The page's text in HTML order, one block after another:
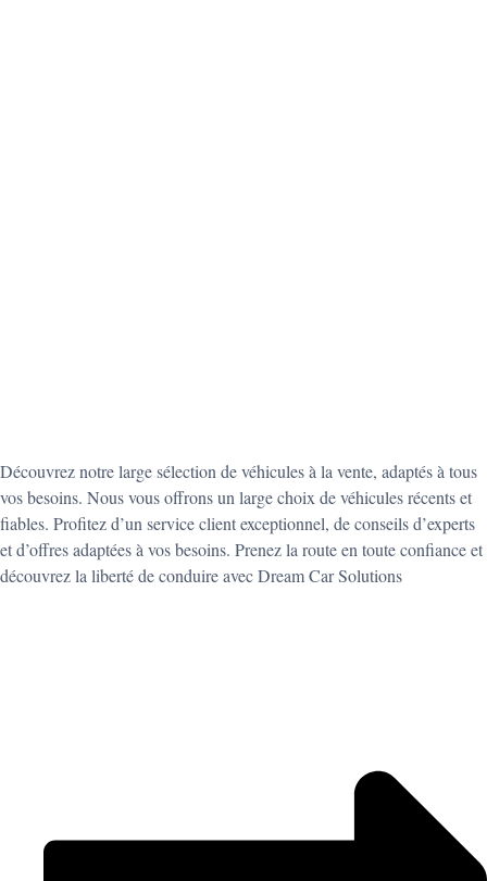
Découvrez notre large sélection de véhicules à la vente, adaptés à tous
vos besoins. Nous vous offrons un large choix de véhicules récents et
fiables. Profitez d’un service client exceptionnel, de conseils d’experts
et d’offres adaptées à vos besoins. Prenez la route en toute confiance et
découvrez la liberté de conduire avec Dream Car Solutions